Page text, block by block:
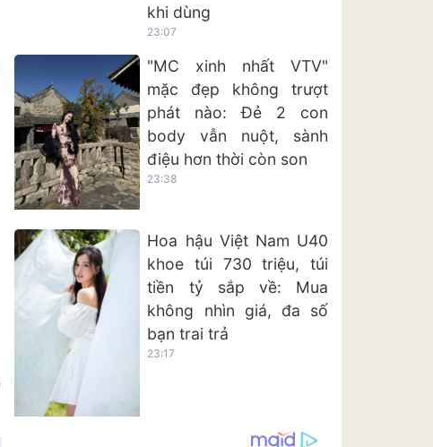
khi dùng
23:07
"MC xinh nhất VTV"
mặc đẹp không trượt
phát nào: Đẻ 2 con
body vẫn nuột, sành
điệu hơn thời còn son
23:38
Hoa hậu Việt Nam U40
khoe túi 730 triệu, túi
tiền tỷ sắp về: Mua
không nhìn giá, đa số
bạn trai trả
23:17